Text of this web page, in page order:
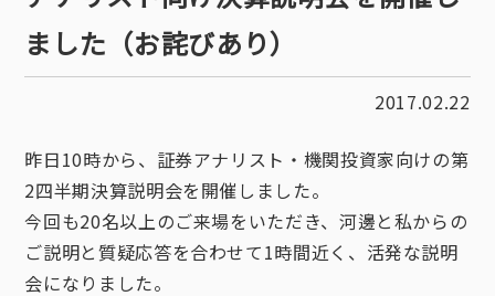
ました（お詫びあり）
2017.02.22
昨日10時から、証券アナリスト・機関投資家向けの第
2四半期決算説明会を開催しました。
今回も20名以上のご来場をいただき、河邊と私からの
ご説明と質疑応答を合わせて1時間近く、活発な説明
会になりました。